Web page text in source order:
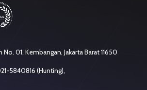
No. 01, Kembangan, Jakarta Barat 11650
5840816 (Hunting),